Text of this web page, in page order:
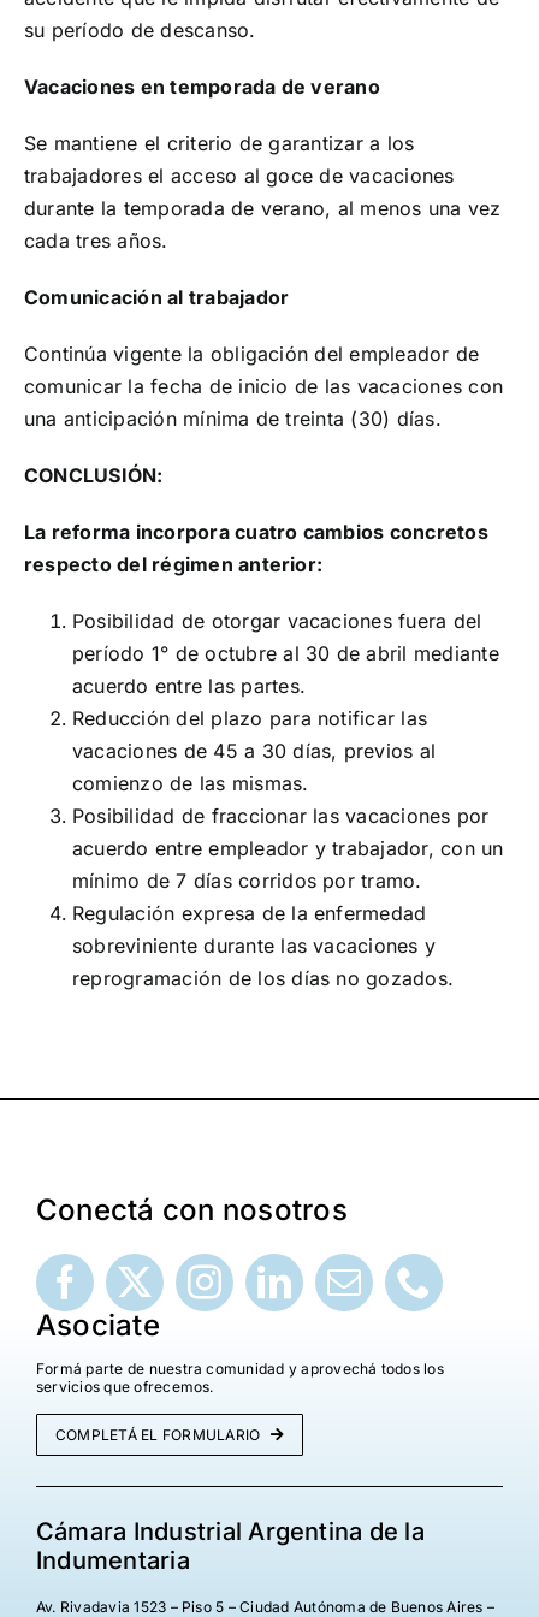
su período de descanso.
Vacaciones en temporada de verano
Se mantiene el criterio de garantizar a los
trabajadores el acceso al goce de vacaciones
durante la temporada de verano, al menos una vez
cada tres años.
Comunicación al trabajador
Continúa vigente la obligación del empleador de
comunicar la fecha de inicio de las vacaciones con
una anticipación mínima de treinta (30) días.
CONCLUSIÓN:
La reforma incorpora cuatro cambios concretos
respecto del régimen anterior:
Posibilidad de otorgar vacaciones fuera del
período 1° de octubre al 30 de abril mediante
acuerdo entre las partes.
Reducción del plazo para notificar las
vacaciones de 45 a 30 días, previos al
comienzo de las mismas.
Posibilidad de fraccionar las vacaciones por
acuerdo entre empleador y trabajador, con un
mínimo de 7 días corridos por tramo.
Regulación expresa de la enfermedad
sobreviniente durante las vacaciones y
reprogramación de los días no gozados.
Conectá con nosotros
Asociate
Formá parte de nuestra comunidad y aprovechá todos los
servicios que ofrecemos.
COMPLETÁ EL FORMULARIO
Cámara Industrial Argentina de la
Indumentaria
Av. Rivadavia 1523 – Piso 5 – Ciudad Autónoma de Buenos Aires –